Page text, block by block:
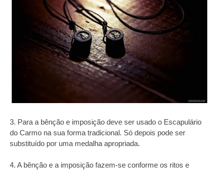
3. Para a bênção e imposição deve ser usado o Escapulário
do Carmo na sua forma tradicional. Só depois pode ser
substituído por uma medalha apropriada.
4. A bênção e a imposição fazem-se conforme os ritos e